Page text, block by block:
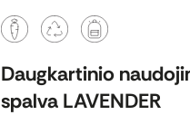
Daugkartinio
spalva LAVENDER